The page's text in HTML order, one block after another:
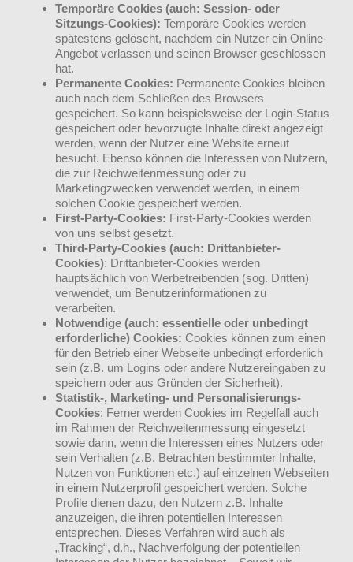
Temporäre Cookies (auch: Session- oder
Sitzungs-Cookies): Temporäre Cookies werden
spätestens gelöscht, nachdem ein Nutzer ein Online-
Angebot verlassen und seinen Browser geschlossen
hat.
Permanente Cookies: Permanente Cookies bleiben
auch nach dem Schließen des Browsers
gespeichert. So kann beispielsweise der Login-Status
gespeichert oder bevorzugte Inhalte direkt angezeigt
werden, wenn der Nutzer eine Website erneut
besucht. Ebenso können die Interessen von Nutzern,
die zur Reichweitenmessung oder zu
Marketingzwecken verwendet werden, in einem
solchen Cookie gespeichert werden.
First-Party-Cookies: First-Party-Cookies werden
von uns selbst gesetzt.
Third-Party-Cookies (auch: Drittanbieter-
Cookies): Drittanbieter-Cookies werden
hauptsächlich von Werbetreibenden (sog. Dritten)
verwendet, um Benutzerinformationen zu
verarbeiten.
Notwendige (auch: essentielle oder unbedingt
erforderliche) Cookies: Cookies können zum einen
für den Betrieb einer Webseite unbedingt erforderlich
sein (z.B. um Logins oder andere Nutzereingaben zu
speichern oder aus Gründen der Sicherheit).
Statistik-, Marketing- und Personalisierungs-
Cookies: Ferner werden Cookies im Regelfall auch
im Rahmen der Reichweitenmessung eingesetzt
sowie dann, wenn die Interessen eines Nutzers oder
sein Verhalten (z.B. Betrachten bestimmter Inhalte,
Nutzen von Funktionen etc.) auf einzelnen Webseiten
in einem Nutzerprofil gespeichert werden. Solche
Profile dienen dazu, den Nutzern z.B. Inhalte
anzuzeigen, die ihren potentiellen Interessen
entsprechen. Dieses Verfahren wird auch als
„Tracking“, d.h., Nachverfolgung der potentiellen